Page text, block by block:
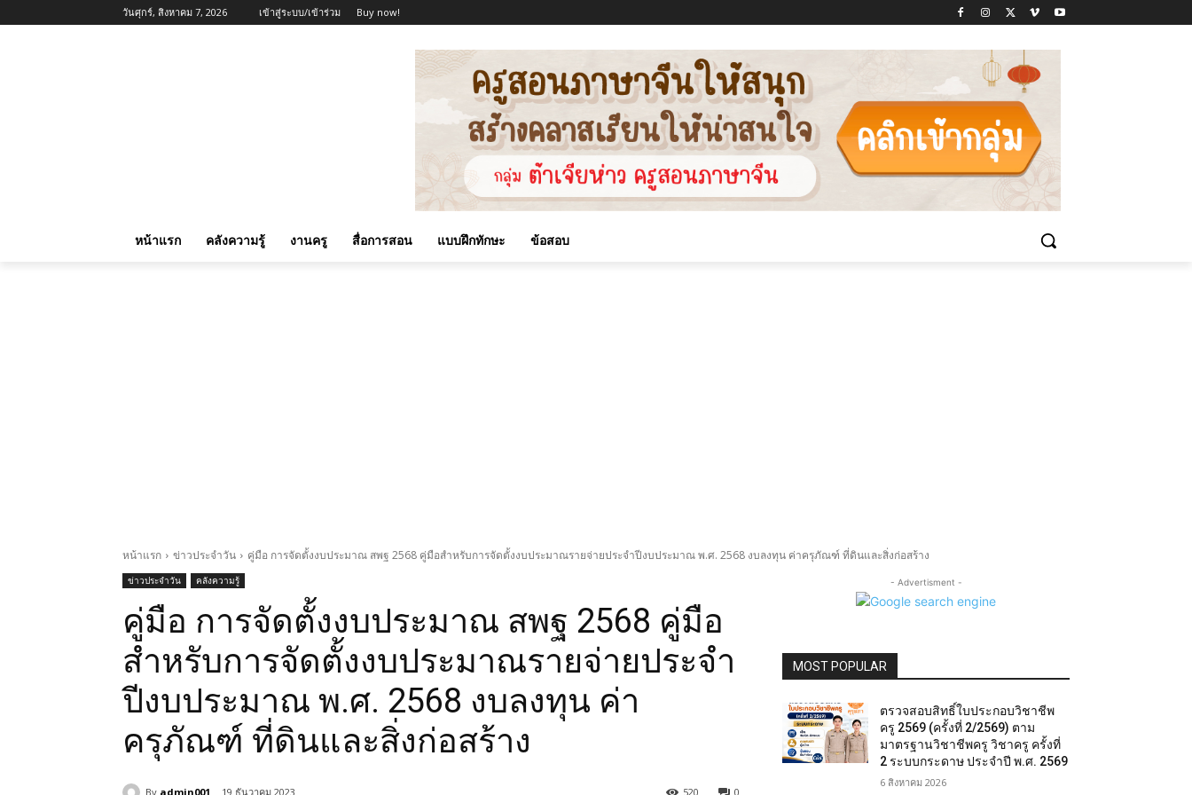
วันศุกร์, สิงหาคม 7, 2026 เข้าสู่ระบบ/เข้าร่วม Buy now!
หน้าแรก คลังความรู้ งานครู สื่อการสอน แบบฝึกทักษะ ข้อสอบ
หน้าแรก ข่าวประจำวัน คู่มือ การจัดตั้งงบประมาณ สพฐ 2568 คู่มือสำหรับการจัดตั้งงบประมาณรายจ่ายประจำปีงบประมาณ พ.ศ. 2568 งบลงทุน ค่าครุภัณฑ์ ที่ดินและสิ่งก่อสร้าง
ข่าวประจำวัน คลังความรู้
คู่มือ การจัดตั้งงบประมาณ สพฐ 2568 คู่มือ
สำหรับการจัดตั้งงบประมาณรายจ่ายประจำ
ปีงบประมาณ พ.ศ. 2568 งบลงทุน ค่า
ครุภัณฑ์ ที่ดินและสิ่งก่อสร้าง
By admin001 19 ธันวาคม 2023 0
520
- Advertisment -
MOST POPULAR
ตรวจสอบสิทธิ์ใบประกอบวิชาชีพ
ครู 2569 (ครั้งที่ 2/2569) ตาม
มาตรฐานวิชาชีพครู วิชาครู ครั้งที่
2 ระบบกระดาษ ประจำปี พ.ศ. 2569
6 สิงหาคม 2026